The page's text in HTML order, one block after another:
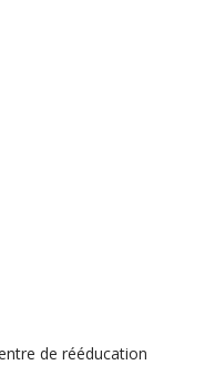
de rééducation